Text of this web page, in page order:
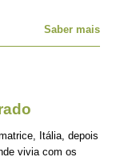
Saber mais
Itália, depois
vivia com os